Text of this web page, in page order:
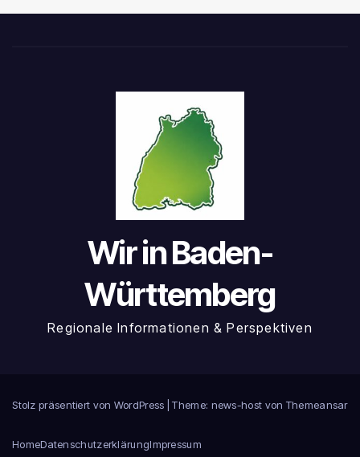
Wir in Baden-
Württemberg
Regionale Informationen & Perspektiven
Stolz präsentiert von WordPress |Theme: news-host von Themeansar
HomeDatenschutzerklärungImpressum